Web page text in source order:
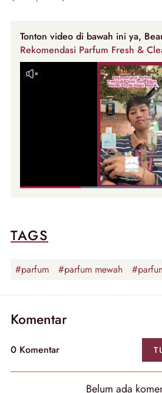
Tonton video di bawah ini ya,
Rekomendasi Parfum Fresh &
TAGS
#parfum #parfum mewah
Komentar
0 Komentar
Belum ada